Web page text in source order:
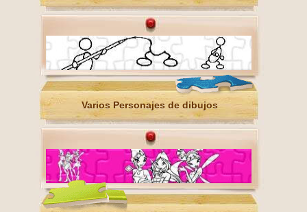
Varios Personajes de dibujos